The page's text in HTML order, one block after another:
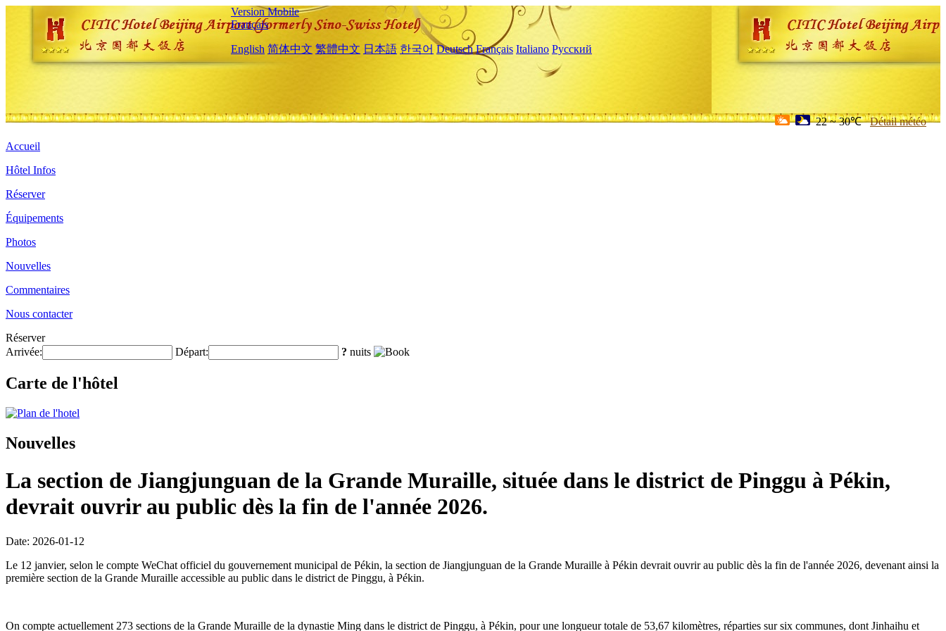
Version Mobile
Français
English 简体中文 繁體中文 日本語 한국어 Deutsch Français Italiano Русский
22 ~ 30℃ Détail météo
Accueil
Hôtel Infos
Réserver
Équipements
Photos
Nouvelles
Commentaires
Nous contacter
Réserver
Arrivée:
Départ: ? nuits
Carte de l'hôtel
Nouvelles
La section de Jiangjunguan de la Grande Muraille, située dans le district de Pinggu à Pékin,
devrait ouvrir au public dès la fin de l'année 2026.
Date: 2026-01-12
Le 12 janvier, selon le compte WeChat officiel du gouvernement municipal de Pékin, la section de Jiangjunguan de la Grande Muraille à Pékin devrait ouvrir au public dès la fin de l'année 2026, devenant ainsi la
première section de la Grande Muraille accessible au public dans le district de Pinggu, à Pékin.
On compte actuellement 273 sections de la Grande Muraille de la dynastie Ming dans le district de Pinggu, à Pékin, pour une longueur totale de 53,67 kilomètres, réparties sur six communes, dont Jinhaihu et